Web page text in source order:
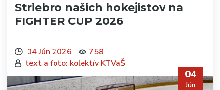
Striebro našich hokejistov na
FIGHTER CUP 2026
04 Jún 2026
758
text a foto: kolektív KTVaŠ
04
Jún